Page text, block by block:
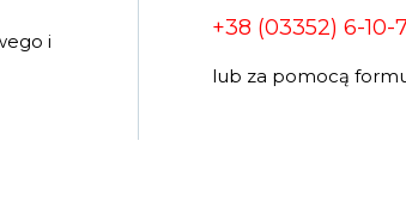
i
+38 (03352) 6-10-
lub za pomocą